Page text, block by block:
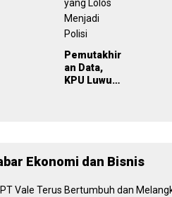
Pemutakhir
an Data,
KPU Luwu
Polisi
Ekonomi dan Bisnis